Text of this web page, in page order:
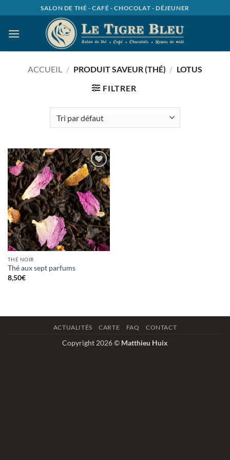
au
contenu
SALON DE THÉ - CAFÉ - CHOCOLAT - DÉJEUNER
ACCUEIL / PRODUIT SAVEUR (THÉ) / LOTUS
FILTRER
Ajouter
à la
wishlist
THÉ NOIR
Thé aux sept parfums
8,50€
ACTUALITÉS CARTE FAQ CONTACT
Copyright 2026 © Matthieu Huix